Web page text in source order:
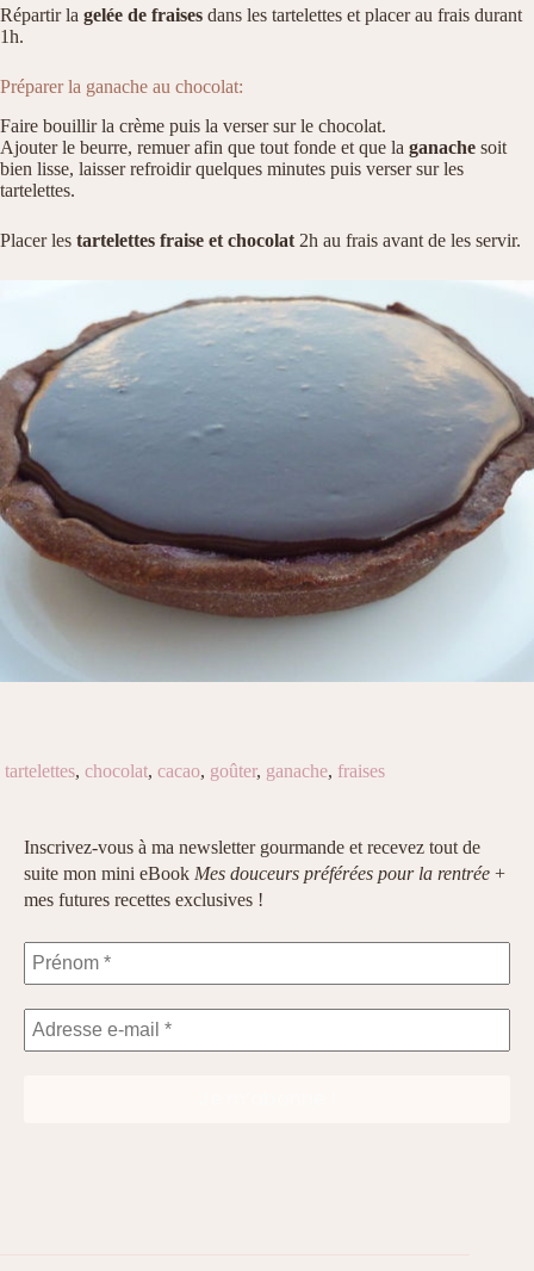
Répartir la gelée de fraises dans les tartelettes et placer au frais durant
1h.
Préparer la ganache au chocolat:
Faire bouillir la crème puis la verser sur le chocolat.
Ajouter le beurre, remuer afin que tout fonde et que la ganache soit
bien lisse, laisser refroidir quelques minutes puis verser sur les
tartelettes.
Placer les tartelettes fraise et chocolat 2h au frais avant de les servir.
tartelettes, chocolat, cacao, goûter, ganache, fraises
Inscrivez-vous à ma newsletter gourmande et recevez tout de
suite mon mini eBook Mes douceurs préférées pour la rentrée +
mes futures recettes exclusives !